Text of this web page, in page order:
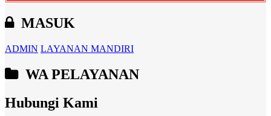
MASUK
ADMIN LAYANAN MANDIRI
WA PELAYANAN
Hubungi Kami